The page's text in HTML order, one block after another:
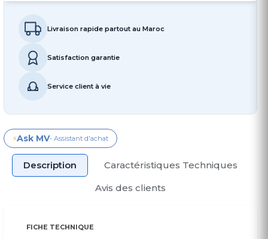
Livraison rapide partout au Maroc
Satisfaction garantie
Service client à vie
⚡Ask MV- Assistant d'achat
Description
Caractéristiques Techniques
Avis des clients
FICHE TECHNIQUE